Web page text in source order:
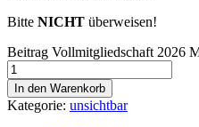
Bitte NICHT überweisen!
Beitrag Vollmitgliedschaft 2026
In den Warenkorb
Kategorie: unsichtbar